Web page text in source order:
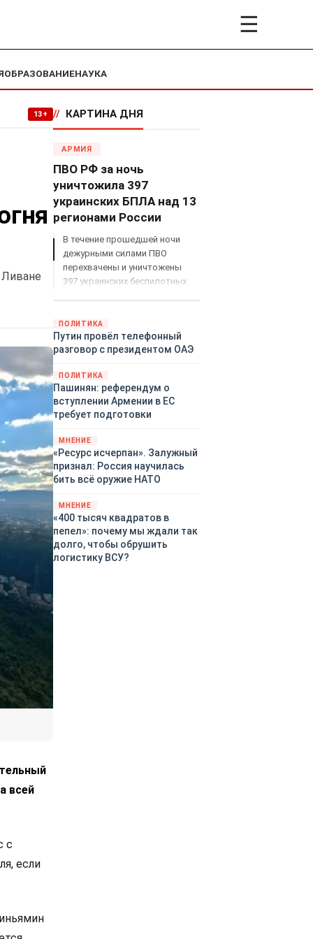
☰
ОБРАЗОВАНИЕНАУКА
13+
Ливане
всей
с
если
// КАРТИНА ДНЯ
АРМИЯ
ПВО РФ за ночь
уничтожила 397
украинских БПЛА над 13
регионами России
В течение прошедшей ночи
дежурными силами ПВО
перехвачены и уничтожены
397 украинских беспилотных
территориями Белгородской,
Брянской, Воронежской,
Курской, Липецкой,
Ростовской, Рязанской,
Самарской, Саратовской,
Тамбовской, Тульской
областей, Краснодарского
края, Республики Крым и над
акваторией Азовского моря.
ПОЛИТИКА
Путин провёл телефонный
разговор с президентом ОАЭ
ПОЛИТИКА
Пашинян: референдум о
вступлении Армении в ЕС
требует подготовки
МНЕНИЕ
«Ресурс исчерпан». Залужный
признал: Россия научилась
бить всё оружие НАТО
МНЕНИЕ
«400 тысяч квадратов в
пепел»: почему мы ждали так
долго, чтобы обрушить
логистику ВСУ?